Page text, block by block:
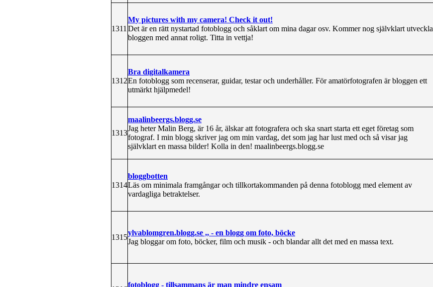
1311
My pictures with my camera! Check it out!
Det är en rätt nystartad fotoblogg och såklart om mina dagar osv. Kommer nog självklart utveckla
bloggen med annat roligt. Titta in vettja!
1312
Bra digitalkamera
En fotoblogg som recenserar, guidar, testar och underhåller. För amatörfotografen är bloggen ett
utmärkt hjälpmedel!
1313
maalinbeergs.blogg.se
Jag heter Malin Berg, är 16 år, älskar att fotografera och ska snart starta ett eget företag som
fotograf. I min blogg skriver jag om min vardag, det som jag har lust med och så visar jag
självklart en massa bilder! Kolla in den! maalinbeergs.blogg.se
1314
bloggbotten
Läs om minimala framgångar och tillkortakommanden på denna fotoblogg med element av
vardagliga betraktelser.
1315
ylvablomgren.blogg.se ,, - en blogg om foto, böcke
Jag bloggar om foto, böcker, film och musik - och blandar allt det med en massa text.
fotoblogg - tillsammans är man mindre ensam